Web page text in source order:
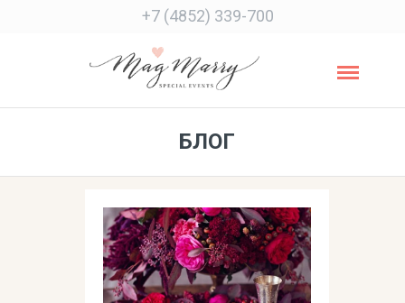
+7 (4852) 339-700
БЛОГ